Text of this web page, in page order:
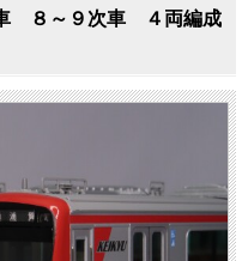
８～９次車 ４両編成